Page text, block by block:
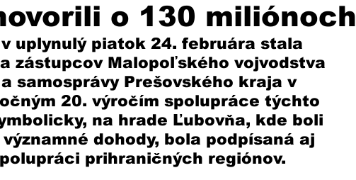
o 130 miliónoch
uplynulý piatok 24. februára stala
zástupcov Malopoľského vojvodstva
samosprávy Prešovského kraja v
20. výročím spolupráce týchto
na hrade Ľubovňa, kde boli
dohody, bola podpísaná aj
prihraničných regiónov.